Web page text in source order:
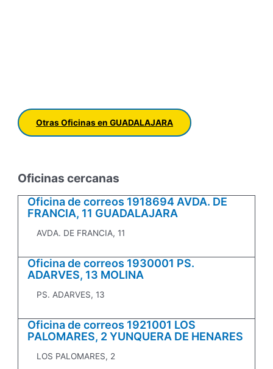
Otras Oficinas en GUADALAJARA
Oficinas cercanas
Oficina de correos 1918694 AVDA. DE
FRANCIA, 11 GUADALAJARA
AVDA. DE FRANCIA, 11
Oficina de correos 1930001 PS.
ADARVES, 13 MOLINA
PS. ADARVES, 13
Oficina de correos 1921001 LOS
PALOMARES, 2 YUNQUERA DE HENARES
LOS PALOMARES, 2